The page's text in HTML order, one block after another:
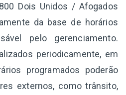
Dois Unidos / Afogados
da base de horários
pelo gerenciamento.
periodicamente, em
programados poderão
externos, como trânsito,